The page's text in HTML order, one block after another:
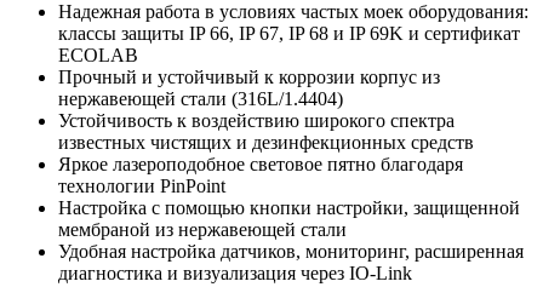
Надежная работа в условиях частых моек оборудования:
классы защиты IP 66, IP 67, IP 68 и IP 69K и сертификат
ECOLAB
Прочный и устойчивый к коррозии корпус из
нержавеющей стали (316L/1.4404)
Устойчивость к воздействию широкого спектра
известных чистящих и дезинфекционных средств
Яркое лазероподобное световое пятно благодаря
технологии PinPoint
Настройка с помощью кнопки настройки, защищенной
мембраной из нержавеющей стали
Удобная настройка датчиков, мониторинг, расширенная
диагностика и визуализация через IO-Link